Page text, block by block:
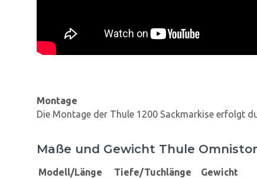
Montage
Die Montage der Thule 1200 Sackmarkise erfolgt
Maße und Gewicht Thule
Modell/Länge Tiefe/Tuchlänge
Gewicht